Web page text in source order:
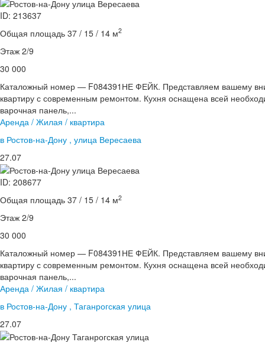
ID: 213637
Общая площадь 37 / 15 / 14 м2
Этаж 2/9
30 000
Каталожный номер — F084391НЕ ФЕЙК. Представляем вашему
квартиру с современным ремонтом. Кухня оснащена всей
варочная панель,...
Аренда / Жилая / квартира
в Ростов-на-Дону , улица Вересаева
27.07
ID: 208677
Общая площадь 37 / 15 / 14 м2
Этаж 2/9
30 000
Каталожный номер — F084391НЕ ФЕЙК. Представляем вашему
квартиру с современным ремонтом. Кухня оснащена всей
варочная панель,...
Аренда / Жилая / квартира
в Ростов-на-Дону , Таганрогская улица
27.07